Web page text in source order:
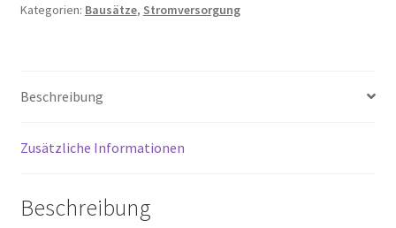
Kategorien: Bausätze, Stromversorgung
Beschreibung
Zusätzliche Informationen
Beschreibung